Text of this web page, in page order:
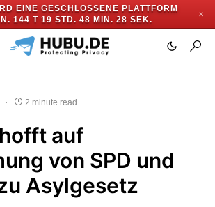
EINE GESCHLOSSENE PLATTFORM
144 T 19 STD. 48 MIN. 27 SEK.
✕
2 minute read
auf
von SPD und
Asylgesetz